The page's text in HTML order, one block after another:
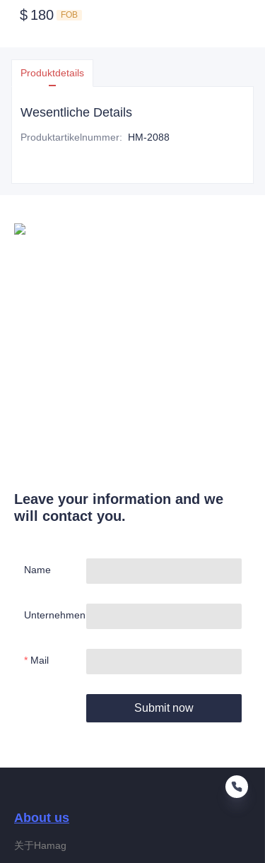
$ 180 FOB
Produktdetails
Wesentliche Details
Produktartikelnummer: HM-2088
Leave your information and we
will contact you.
Name
Unternehmen
Mail
Submit now
About us
关于Hamag